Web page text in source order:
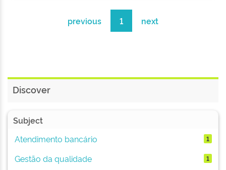
previous 1 next
Discover
Subject
Atendimento bancário
1
Gestão da qualidade 1